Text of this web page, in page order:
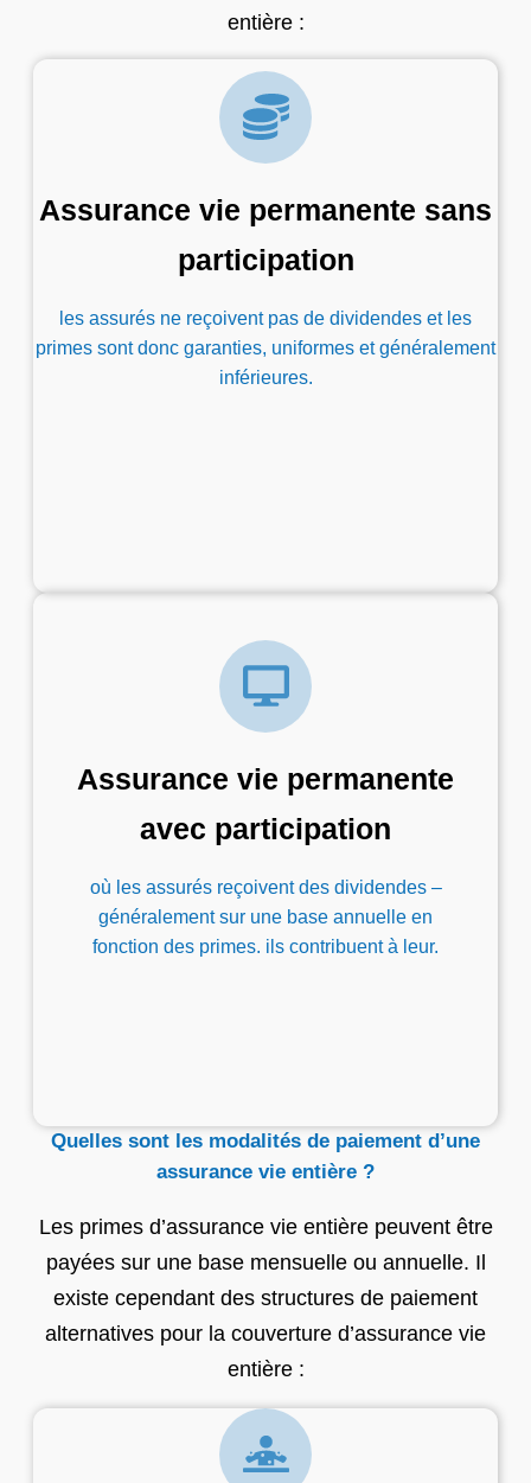
entière :
Assurance vie permanente sans
participation
les assurés ne reçoivent pas de dividendes et les
primes sont donc garanties, uniformes et généralement
inférieures.
Assurance vie permanente
avec participation
où les assurés reçoivent des dividendes –
généralement sur une base annuelle en
fonction des primes. ils contribuent à leur.
Quelles sont les modalités de paiement d’une
assurance vie entière ?
Les primes d’assurance vie entière peuvent être
payées sur une base mensuelle ou annuelle. Il
existe cependant des structures de paiement
alternatives pour la couverture d’assurance vie
entière :